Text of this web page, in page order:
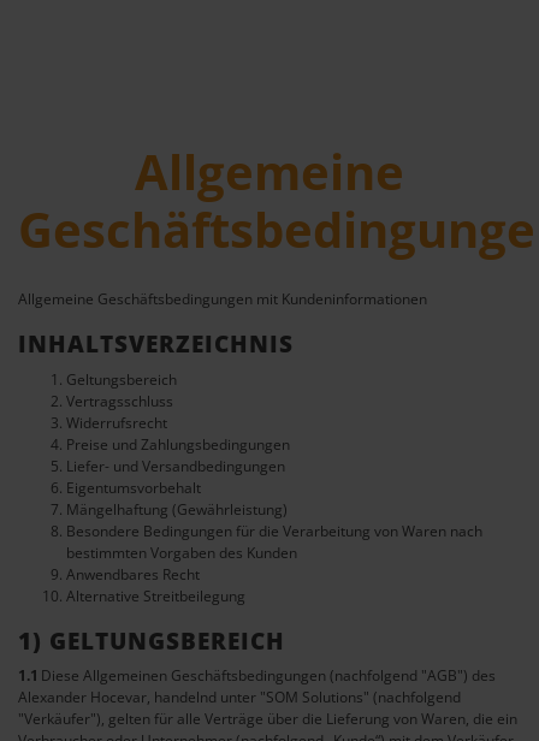
Allgemeine
Allgemeine Geschäftsbedingungen mit Kundeninformationen
INHALTSVERZEICHNIS
Geltungsbereich
Vertragsschluss
Widerrufsrecht
Preise und Zahlungsbedingungen
Liefer- und Versandbedingungen
Eigentumsvorbehalt
Mängelhaftung (Gewährleistung)
Besondere Bedingungen für die Verarbeitung von Waren nach
bestimmten Vorgaben des Kunden
Anwendbares Recht
Alternative Streitbeilegung
1) GELTUNGSBEREICH
1.1 Diese Allgemeinen Geschäftsbedingungen (nachfolgend "AGB") des
Alexander Hocevar, handelnd unter "SOM Solutions" (nachfolgend
"Verkäufer"), gelten für alle Verträge über die Lieferung von Waren, die ein